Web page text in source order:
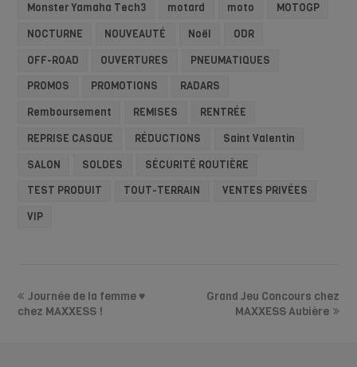
Monster Yamaha Tech3
motard moto
MOTOGP
NOCTURNE
NOUVEAUTÉ Noël
ODR
OFF-ROAD
OUVERTURES
PNEUMATIQUES
PROMOS
PROMOTIONS
RADARS
Remboursement
REMISES
RENTRÉE
REPRISE CASQUE
RÉDUCTIONS
Saint Valentin
SALON
SOLDES
SÉCURITÉ ROUTIÈRE
TEST PRODUIT
TOUT-TERRAIN
VENTES PRIVÉES
VIP
Journée de la femme ♥️
chez MAXXESS !
Grand Jeu Concours chez
MAXXESS Aubière